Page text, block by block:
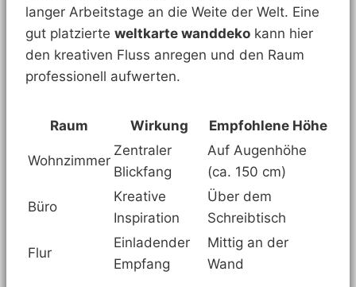
langer Arbeitstage an die Weite der Welt. Eine
gut platzierte weltkarte wanddeko kann hier
den kreativen Fluss anregen und den Raum
professionell aufwerten.
Raum Wirkung Empfohlene Höhe
Wohnzimmer
Zentraler
Blickfang
Auf Augenhöhe
(ca. 150 cm)
Büro
Kreative
Inspiration
Über dem
Schreibtisch
Flur
Einladender
Empfang
Mittig an der
Wand